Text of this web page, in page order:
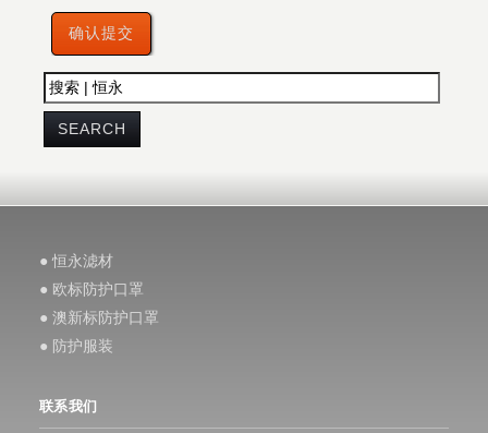
● 恒永滤材
● 欧标防护口罩
● 澳新标防护口罩
● 防护服装
联系我们